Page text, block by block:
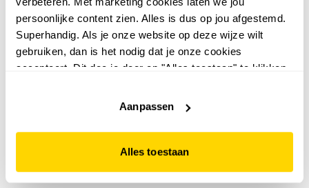
persoonlijke content zien. Alles is dus op jou afgestemd.
Superhandig. Als je onze website op deze wijze wilt
gebruiken, dan is het nodig dat je onze cookies
accepteert. Dit doe je door op "Alles toestaan" te klikken.
website niet optimaal functioneert.
Aanpassen
Alles toestaan